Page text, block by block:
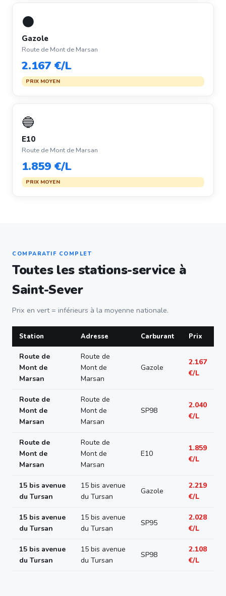
⚫
Gazole
Route de Mont de Marsan
2.167 €/L
PRIX MOYEN
🔵
E10
Route de Mont de Marsan
1.859 €/L
PRIX MOYEN
COMPARATIF COMPLET
Toutes les stations-service à
Saint-Sever
Prix en vert = inférieurs à la moyenne nationale.
Station Adresse Carburant Prix
Route de
Mont de
Marsan
Route de
Mont de
Marsan
Gazole
2.167
€/L
Route de
Mont de
Marsan
Route de
Mont de
Marsan
SP98
2.040
€/L
Route de
Mont de
Marsan
Route de
Mont de
Marsan
E10
1.859
€/L
15 bis avenue
du Tursan
15 bis avenue
du Tursan
Gazole
2.219
€/L
15 bis avenue
du Tursan
15 bis avenue
du Tursan
SP95
2.028
€/L
15 bis avenue
du Tursan
15 bis avenue
du Tursan
SP98
2.108
€/L